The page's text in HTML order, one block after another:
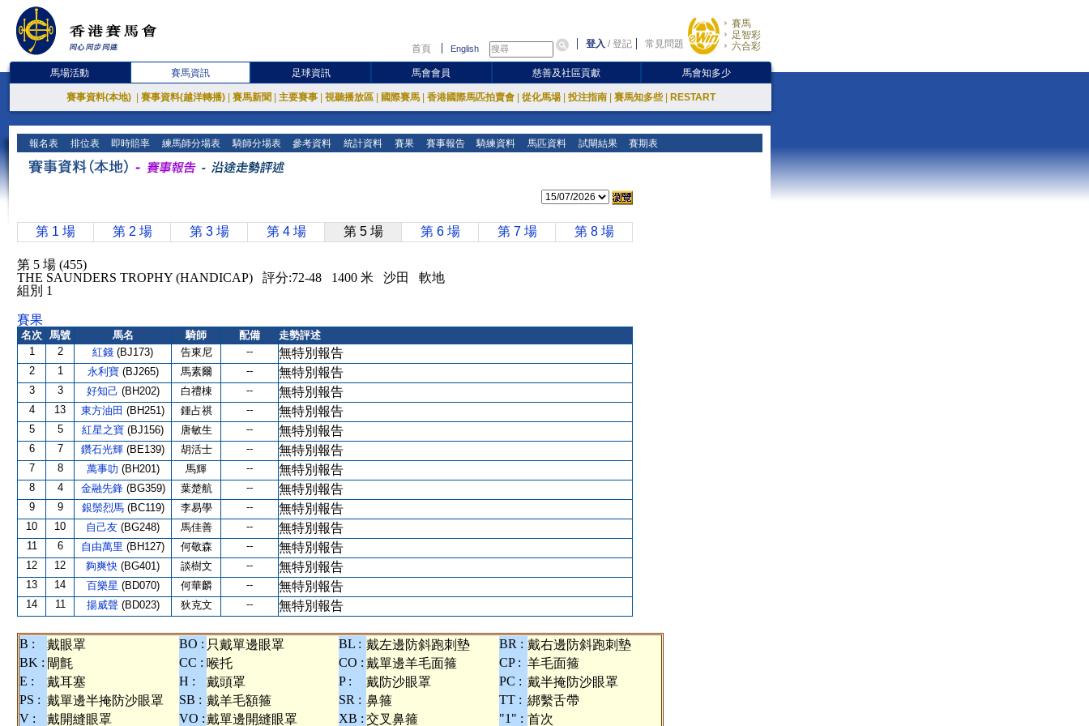
首頁 English 登入 /登記 常見問題
賽馬
足智彩
六合彩
馬場活動 賽馬資訊 足球資訊 馬會會員 慈善及社區貢獻 馬會知多少
賽事資料(本地) 賽事資料(越洋轉播) 賽馬新聞 主要賽事 視聽播放區 國際賽馬 香港國際馬匹拍賣會 從化馬場 投注指南 賽馬知多些 RESTART
報名表 排位表 即時賠率 練馬師分場表 騎師分場表 參考資料 統計資料 賽果 賽事報告 騎練資料 馬匹資料 試閘結果 賽期表
第 1 場 第 2 場 第 3 場 第 4 場 第 5 場 第 6 場 第 7 場 第 8 場
第 5 場 (455)
THE SAUNDERS TROPHY (HANDICAP) 評分:72-48 1400 米 沙田 軟地
組別 1
賽果
名次 馬號 馬名 騎師 配備
走勢評述
1
2 紅錢 (BJ173) 告東尼 -- 無特別報告
2 1 永利寶 (BJ265) 馬素爾 -- 無特別報告
3 3 好知己 (BH202) 白禮棟 -- 無特別報告
4 13 東方油田 (BH251) 鍾占祺 -- 無特別報告
5 5 紅星之寶 (BJ156) 唐敏生 -- 無特別報告
6 7 鑽石光輝 (BE139) 胡活士 -- 無特別報告
7 8 萬事叻 (BH201) 馬輝 -- 無特別報告
8 4 金融先鋒 (BG359) 葉楚航 -- 無特別報告
9 9 銀鬃烈馬 (BC119) 李易學 -- 無特別報告
10 10 自己友 (BG248) 馬佳善 -- 無特別報告
11 6 自由萬里 (BH127) 何敬森 -- 無特別報告
12 12 夠爽快 (BG401) 談樹文 -- 無特別報告
13 14 百樂星 (BD070) 何華麟 -- 無特別報告
14 11 揚威聲 (BD023) 狄克文 -- 無特別報告
B : 戴眼罩 BO : 只戴單邊眼罩 BL : 戴左邊防斜跑刺墊 BR : 戴右邊防斜跑刺墊
BK : 閘氈 CC : 喉托 CO : 戴單邊羊毛面箍 CP : 羊毛面箍
E :
戴耳塞 H : 戴頭罩 P : 戴防沙眼罩 PC : 戴半掩防沙眼罩
PS : 戴單邊半掩防沙眼罩 SB : 戴羊毛額箍 SR : 鼻箍 TT : 綁繫舌帶
V :
戴開縫眼罩 VO :戴單邊開縫眼罩 XB : 交叉鼻箍 "1" : 首次